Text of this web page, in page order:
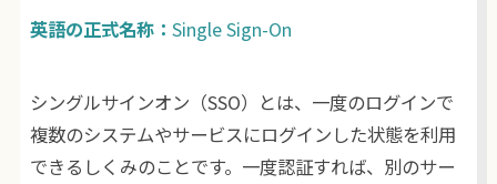
英語の正式名称：Single Sign-On
シングルサインオン（SSO）とは、一度のログインで
複数のシステムやサービスにログインした状態を利用
できるしくみのことです。一度認証すれば、別のサー